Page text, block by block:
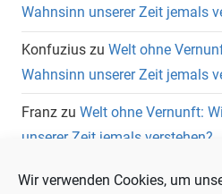
Wir verwenden Cookies, um
Wahnsinn unserer Zeit jemals
Konfuzius zu Welt ohne
Wahnsinn unserer Zeit jemals
Franz zu Welt ohne Vernunft:
unserer Zeit jemals verstehen?
Wolfgang HeuerzuWelt ohne